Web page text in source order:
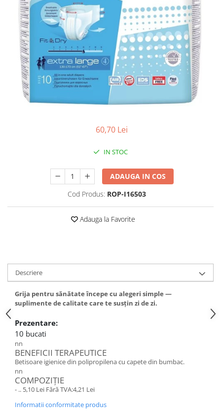
Antioxidanti
Altele-Suplimente alimentare
60,70 Lei
IN STOC
ADAUGA IN COS
Cod Produs: ROP-I16503
Adauga la Favorite
Descriere
Grija pentru sănătate începe cu alegeri simple —
suplimente de calitate care te susțin zi de zi.
Prezentare:
10 bucati
nn
BENEFICII TERAPEUTICE
Betisoare igienice din polipropilena cu capete din bumbac.
nn
COMPOZIȚIE
- .. 5,10 Lei Fără TVA:4,21 Lei
Informatii conformitate produs